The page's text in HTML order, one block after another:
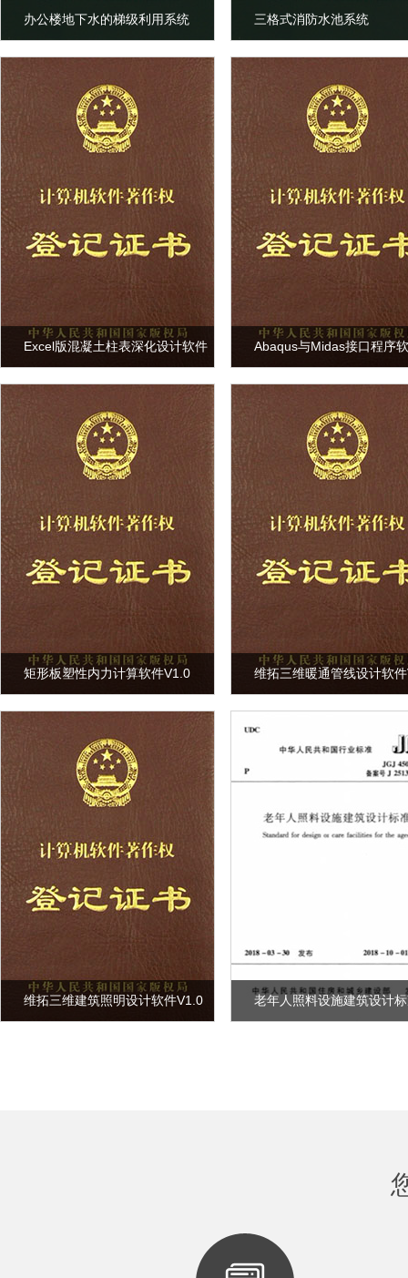
办公楼地下水的梯级利用系统 三格式消防水池系统
Excel版混凝土柱表深化设计软件
V1.0
Abaqus与Midas接口程序
V1.0
矩形板塑性内力计算软件V1.0 维拓三维暖通管线设计软
维拓三维建筑照明设计软件V1.0 老年人照料设施建筑设计